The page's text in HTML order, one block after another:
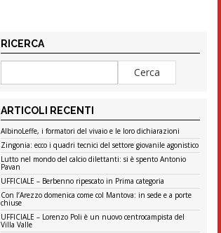
RICERCA
ARTICOLI RECENTI
AlbinoLeffe, i formatori del vivaio e le loro dichiarazioni
Zingonia: ecco i quadri tecnici del settore giovanile agonistico
Lutto nel mondo del calcio dilettanti: si è spento Antonio
Pavan
UFFICIALE – Berbenno ripescato in Prima categoria
Con l’Arezzo domenica come col Mantova: in sede e a porte
chiuse
UFFICIALE – Lorenzo Poli è un nuovo centrocampista del
Villa Valle